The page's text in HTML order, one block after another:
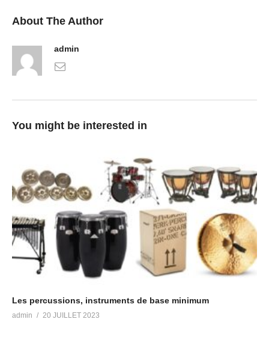
About The Author
admin
You might be interested in
Les percussions, instruments de base minimum
admin 20 JUILLET 2023